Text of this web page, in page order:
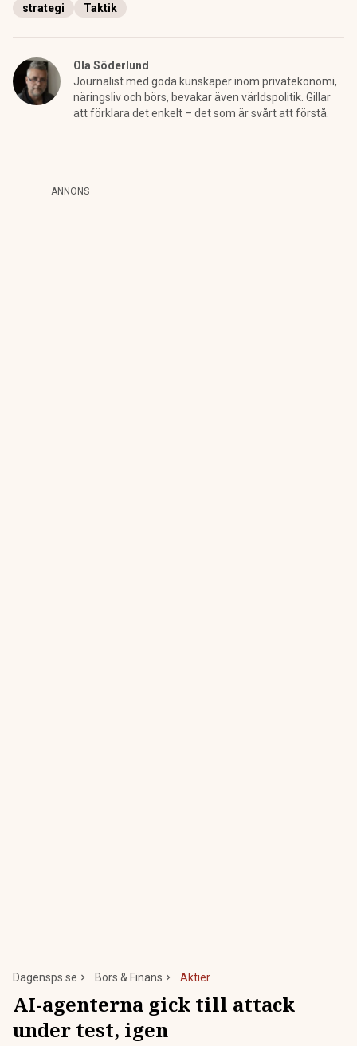
strategi
Taktik
Ola Söderlund
Journalist med goda kunskaper inom privatekonomi,
näringsliv och börs, bevakar även världspolitik. Gillar
att förklara det enkelt – det som är svårt att förstå.
ANNONS
Dagensps.se Börs & Finans Aktier
AI-agenterna gick till attack
under test, igen